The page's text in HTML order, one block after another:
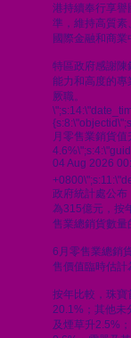
港持續奉行享譽
準，維持高質素
國際金融和商
特區政府感謝陳
能力和高度的專
厥職。
月零售業銷貨值
04 Aug 2026
政府統計處公
為315億元，按
售業總銷貨數
6月零售業總銷
售價值臨時估
按年比較，珠寶
20.1%；其他未
及煙草升2.5%